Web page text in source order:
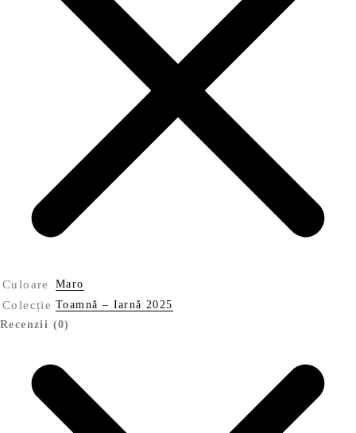
Culoare Maro
Colecție Toamnă – Iarnă 2025
Recenzii (0)